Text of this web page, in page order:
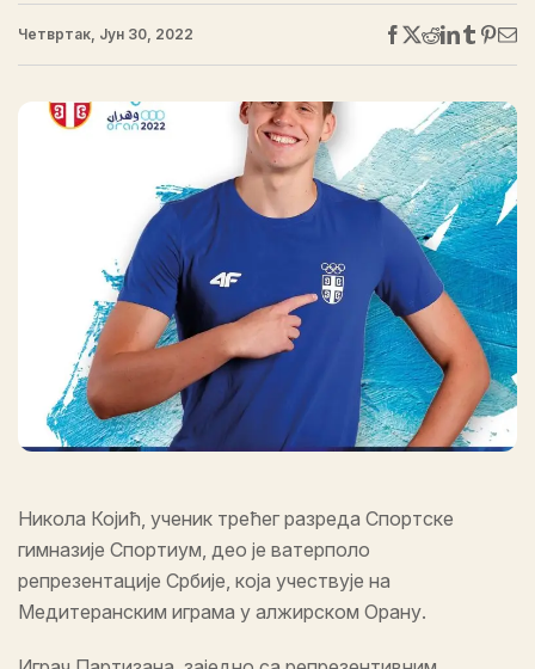
Четвртак, Јун 30, 2022
Никола Којић, ученик трећег разреда Спортске
гимназије Спортиум, део је ватерполо
репрезентације Србије, која учествује на
Медитеранским играма у алжирском Орану.